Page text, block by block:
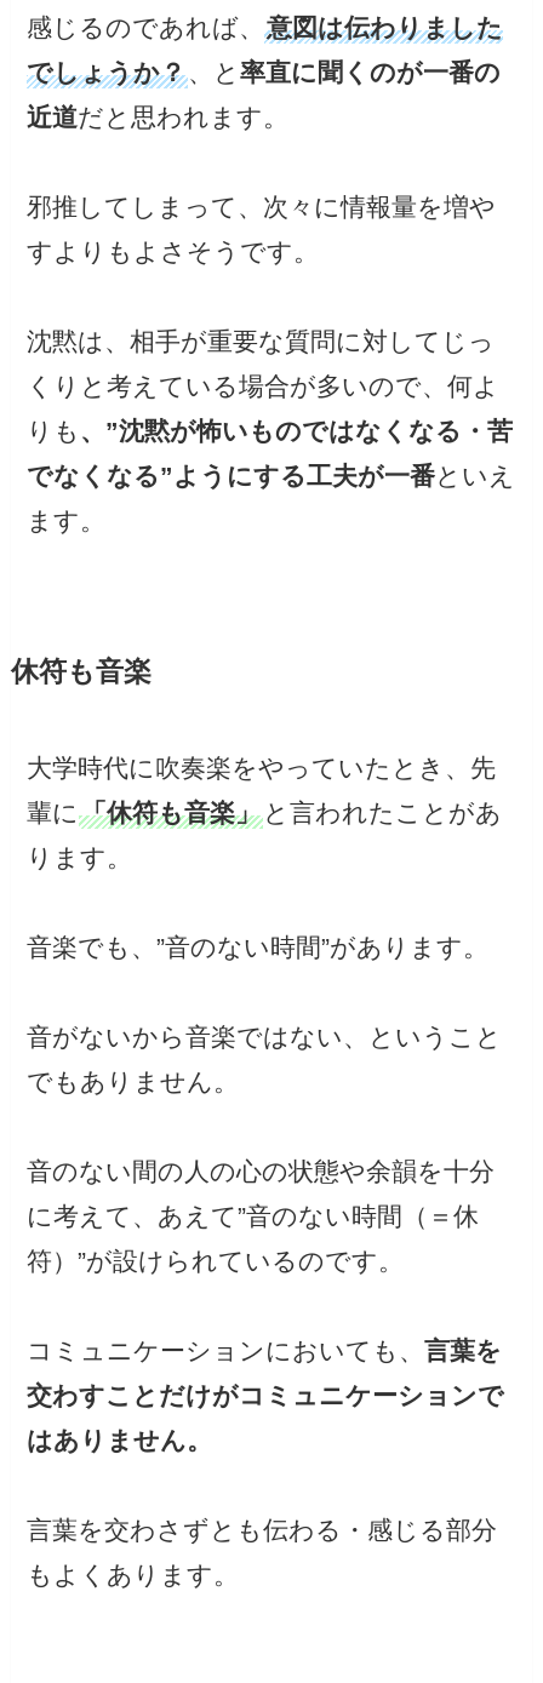
感じるのであれば、意図は伝わりました
でしょうか？、と率直に聞くのが一番の
近道だと思われます。
邪推してしまって、次々に情報量を増や
すよりもよさそうです。
沈黙は、相手が重要な質問に対してじっ
くりと考えている場合が多いので、何よ
りも 、”沈黙が怖いものではなくなる・苦
でなくなる”ようにする工夫が一番といえ
ます。
休符も音楽
大学時代に吹奏楽をやっていたとき、先
輩に「休符も音楽」 と言われたことがあ
ります。
音楽でも、”音のない時間”があります。
音がないから音楽ではない、ということ
でもありません。
音のない間の人の心の状態や余韻を十分
に考えて、あえて”音のない時間（＝休
符）”が設けられているのです。
コミュニケーションにおいても、言葉を
交わすことだけがコミュニケーションで
はありません。
言葉を交わさずとも伝わる・感じる部分
もよくあります。